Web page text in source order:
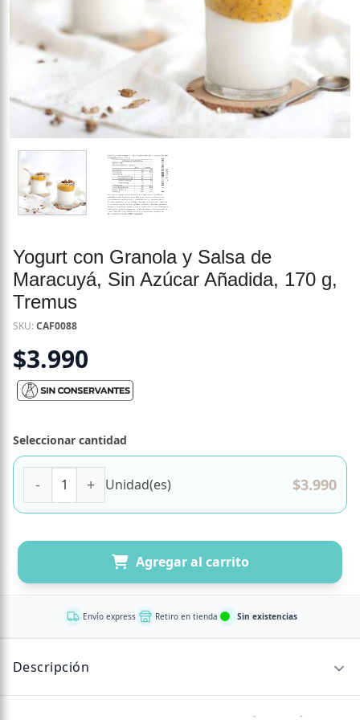
Yogurt con Granola y Salsa de
Maracuyá, Sin Azúcar Añadida, 170 g,
Tremus
SKU:CAF0088
$3.990
Seleccionar cantidad
Unidad(es) $3.990
Agregar al carrito
Envío express Retiro en tienda Sin existencias
Descripción